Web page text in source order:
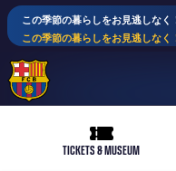
この季節の暮らしをお見逃しなく
この季節の暮らしをお見逃しなく
ticket-full
TICKETS & MUSEUM